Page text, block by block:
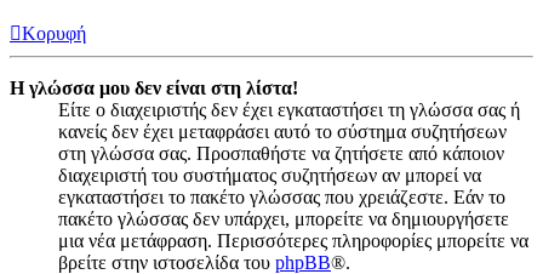
Κορυφή
Η γλώσσα μου δεν είναι στη λίστα!
Είτε ο διαχειριστής δεν έχει εγκαταστήσει τη γλώσσα σας ή
κανείς δεν έχει μεταφράσει αυτό το σύστημα συζητήσεων
στη γλώσσα σας. Προσπαθήστε να ζητήσετε από κάποιον
διαχειριστή του συστήματος συζητήσεων αν μπορεί να
εγκαταστήσει το πακέτο γλώσσας που χρειάζεστε. Εάν το
πακέτο γλώσσας δεν υπάρχει, μπορείτε να δημιουργήσετε
μια νέα μετάφραση. Περισσότερες πληροφορίες μπορείτε να
βρείτε στην ιστοσελίδα του phpBB®.